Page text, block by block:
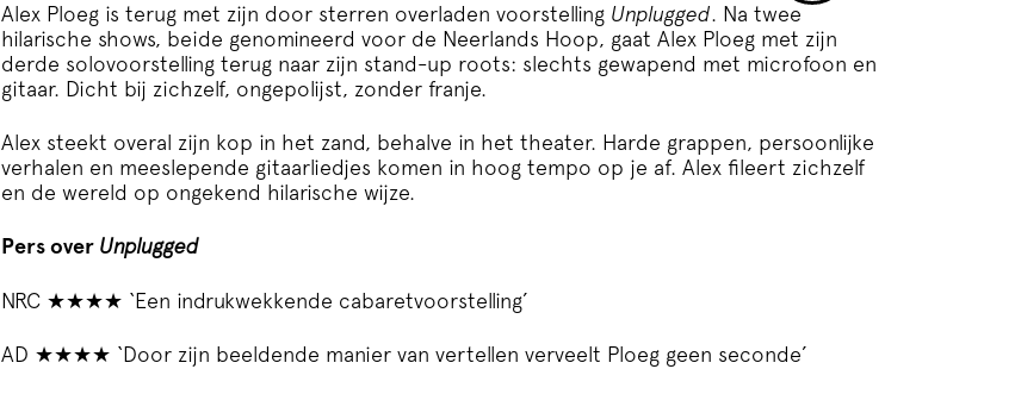
Alex Ploeg is terug met zijn door sterren overladen voorstelling Unplugged. Na twee
hilarische shows, beide genomineerd voor de Neerlands Hoop, gaat Alex Ploeg met zijn
derde solovoorstelling terug naar zijn stand-up roots: slechts gewapend met microfoon en
gitaar. Dicht bij zichzelf, ongepolijst, zonder franje.
Alex steekt overal zijn kop in het zand, behalve in het theater. Harde grappen, persoonlijke
verhalen en meeslepende gitaarliedjes komen in hoog tempo op je af. Alex fileert zichzelf
en de wereld op ongekend hilarische wijze.
Pers over Unplugged
NRC ★★★★ ‘Een indrukwekkende cabaretvoorstelling’
AD ★★★★ ‘Door zijn beeldende manier van vertellen verveelt Ploeg geen seconde’